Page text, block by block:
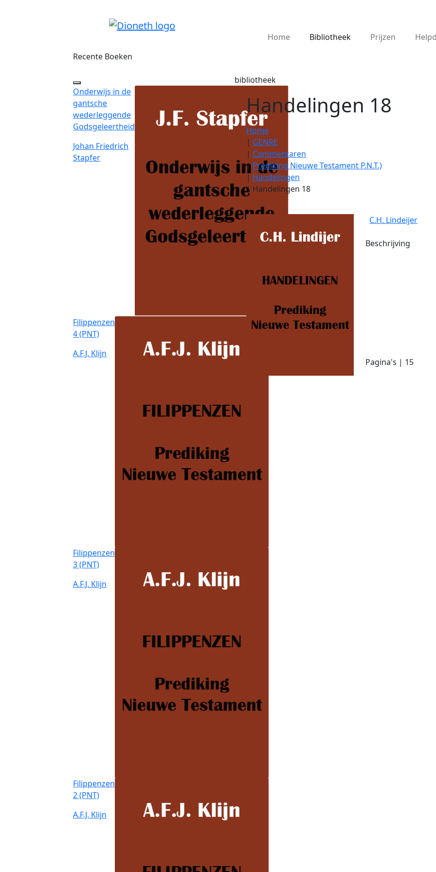
Home Bibliotheek Prijzen
Recente Boeken
Onderwijs in de
gantsche
wederleggende
Godsgeleertheid
Johan Friedrich
Stapfer
Filippenzen
4 (PNT)
A.F.J. Klijn
Filippenzen
3 (PNT)
A.F.J. Klijn
Filippenzen
2 (PNT)
A.F.J. Klijn
bibliotheek
Handelingen 18
Home
| GENRE
| Commentaren
|Prediking Nieuwe Testament P.N.T.)
| Handelingen
| Handelingen 18
C.H. Lindeijer
Beschrijving
Pagina's | 15